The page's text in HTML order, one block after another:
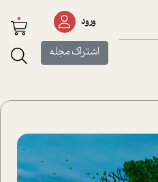
ورود
اشتراک مجله
0